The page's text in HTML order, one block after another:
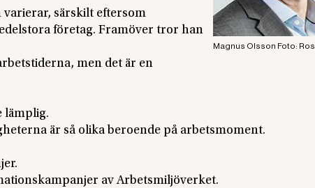
Magnus Olsson Foto:
särskilt eftersom
företag. Framöver tror han
men det är en
lämplig.
är så olika beroende på arbetsmoment.
av Arbetsmiljöverket.